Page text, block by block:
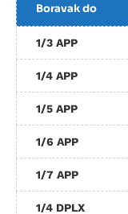
Boravak do
1/3 APP
1/4 APP
1/5 APP
1/6 APP
1/7 APP
1/4 DPLX